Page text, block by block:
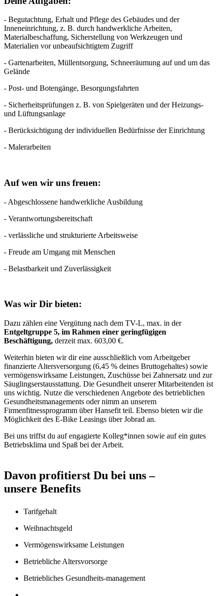
- Begutachtung, Erhalt und Pflege des Gebäudes und der
Inneneinrichtung, z. B. durch handwerkliche Arbeiten,
Materialbeschaffung, Sicherstellung von Werkzeugen und
Materialien vor unbeaufsichtigtem Zugriff
- Gartenarbeiten, Müllentsorgung, Schneeräumung auf und um das
Gelände
- Post- und Botengänge, Besorgungsfahrten
- Sicherheitsprüfungen z. B. von Spielgeräten und der Heizungs-
und Lüftungsanlage
- Berücksichtigung der individuellen Bedürfnisse der Einrichtung
- Malerarbeiten
Auf wen wir uns freuen:
- Abgeschlossene handwerkliche Ausbildung
- Verantwortungsbereitschaft
- verlässliche und strukturierte Arbeitsweise
- Freude am Umgang mit Menschen
- Belastbarkeit und Zuverlässigkeit
Was wir Dir bieten:
Dazu zählen eine Vergütung nach dem TV-L, max. in der
Entgeltgruppe 5, im Rahmen einer geringfügigen
Beschäftigung, derzeit max. 603,00 €.
Weiterhin bieten wir dir eine ausschließlich vom Arbeitgeber
finanzierte Altersversorgung (6,45 % deines Bruttogehaltes) sowie
vermögenswirksame Leistungen, Zuschüsse bei Zahnersatz und zur
Säuglingserstausstattung. Die Gesundheit unserer Mitarbeitenden ist
uns wichtig. Nutze die verschiedenen Angebote des betrieblichen
Gesundheitsmanagements oder nimm an unserem
Firmenfitnessprogramm über Hansefit teil. Ebenso bieten wir die
Möglichkeit des E-Bike Leasings über Jobrad an.
Bei uns triffst du auf engagierte Kolleg*innen sowie auf ein gutes
Betriebsklima und Spaß bei der Arbeit.
Davon profitierst Du bei uns –
unsere Benefits
Tarifgehalt
Weihnachtsgeld
Vermögens­wirksame Leistungen
Betriebliche Altersvorsorge
Betriebliches Gesundheits-management